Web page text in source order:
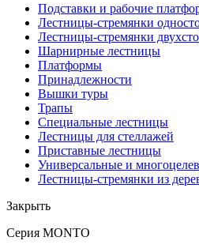
Подставки и рабочие
Лестницы-стремянки
Лестницы-стремянки
Шарнирные лестницы
Платформы
Принадлежности
Вышки туры
Трапы
Специальные лестницы
Лестницы для стеллажей
Приставные лестницы
Универсальные и
Лестницы-стремянки из
Закрыть
Серия MONTO